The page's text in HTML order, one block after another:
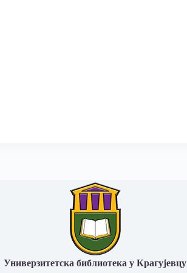
Универзитетска библиотека у Крагујевцу